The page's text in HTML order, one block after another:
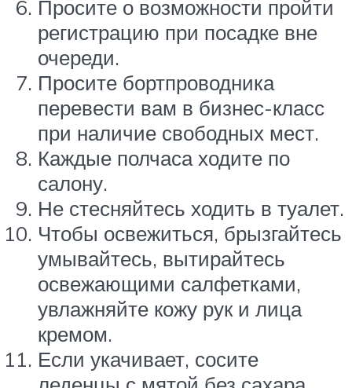
Просите о возможности пройти
регистрацию при посадке вне
очереди.
Просите бортпроводника
перевести вам в бизнес-класс
при наличие свободных мест.
Каждые полчаса ходите по
салону.
Не стесняйтесь ходить в туалет.
Чтобы освежиться, брызгайтесь
умывайтесь, вытирайтесь
освежающими салфетками,
увлажняйте кожу рук и лица
кремом.
Если укачивает, сосите